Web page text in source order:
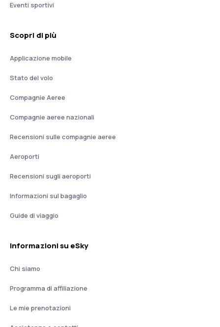
Eventi sportivi
Scopri di più
Applicazione mobile
Stato del volo
Compagnie Aeree
Compagnie aeree nazionali
Recensioni sulle compagnie aeree
Aeroporti
Recensioni sugli aeroporti
Informazioni sul bagaglio
Guide di viaggio
Informazioni su eSky
Chi siamo
Programma di affiliazione
Le mie prenotazioni